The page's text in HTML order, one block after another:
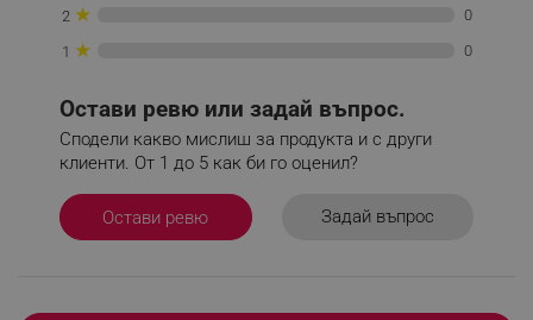
2 ★ 0
1 ★ 0
Остави ревю или задай въпрос.
Сподели какво мислиш за продукта и с други
клиенти. От 1 до 5 как би го оценил?
Остави ревю Задай въпрос
.alleop.bg
_sgf_npq